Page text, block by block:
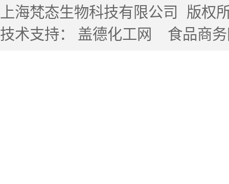
上海梵态生物科技有限公司
版权
技术支持： 盖德化工网 食品商